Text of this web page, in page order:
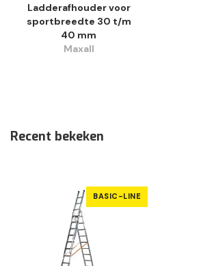
Ladderafhouder voor
sportbreedte 30 t/m
40 mm
Maxall
Recent bekeken
BASIC-LINE